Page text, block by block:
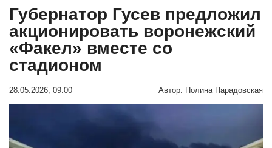
Губернатор Гусев предложил
акционировать воронежский
«Факел» вместе со
стадионом
28.05.2026, 09:00 Автор: Полина Парадовская